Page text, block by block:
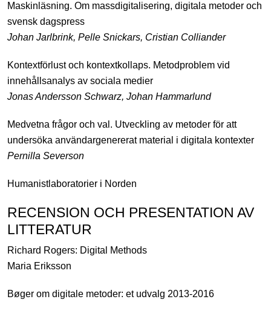
Maskinläsning. Om massdigitalisering, digitala metoder och
svensk dagspress
Johan Jarlbrink, Pelle Snickars, Cristian Colliander
Kontextförlust och kontextkollaps. Metodproblem vid
innehållsanalys av sociala medier
Jonas Andersson Schwarz, Johan Hammarlund
Medvetna frågor och val. Utveckling av metoder för att
undersöka användargenererat material i digitala kontexter
Pernilla Severson
Humanistlaboratorier i Norden
RECENSION OCH PRESENTATION AV
LITTERATUR
Richard Rogers: Digital Methods
Maria Eriksson
Bøger om digitale metoder: et udvalg 2013-2016